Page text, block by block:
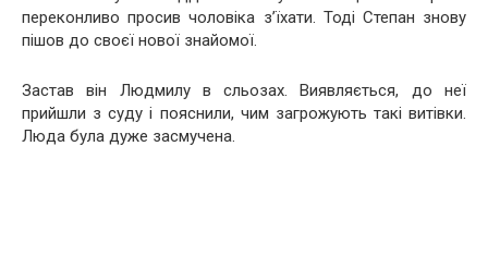
переконливо просив чоловіка з’їхати. Тоді Степан знову
пішов до своєї нової знайомої.
Застав він Людмилу в сльозах. Виявляється, до неї
прийшли з суду і пояснили, чим загрожують такі витівки.
Люда була дуже засмучена.